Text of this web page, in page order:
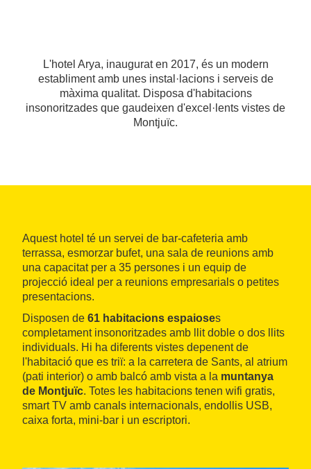
L'hotel Arya, inaugurat en 2017, és un modern
establiment amb unes instal·lacions i serveis de
màxima qualitat. Disposa d'habitacions
insonoritzades que gaudeixen d'excel·lents vistes de
Montjuïc.
Aquest hotel té un servei de bar-cafeteria amb
terrassa, esmorzar bufet, una sala de reunions amb
una capacitat per a 35 persones i un equip de
projecció ideal per a reunions empresarials o petites
presentacions.
Disposen de 61 habitacions espaioses
completament insonoritzades amb llit doble o dos llits
individuals. Hi ha diferents vistes depenent de
l'habitació que es triï: a la carretera de Sants, al atrium
(pati interior) o amb balcó amb vista a la muntanya
de Montjuïc. Totes les habitacions tenen wifi gratis,
smart TV amb canals internacionals, endollis USB,
caixa forta, mini-bar i un escriptori.